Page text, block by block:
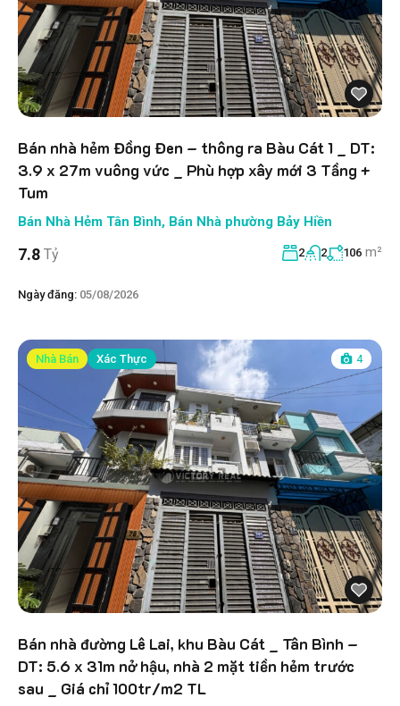
Bán nhà hẻm Đồng Đen – thông ra Bàu Cát 1 _ DT:
3.9 x 27m vuông vức _ Phù hợp xây mới 3 Tầng +
Tum
Bán Nhà Hẻm Tân Bình, Bán Nhà phường Bảy Hiền
7.8 Tỷ 2 2 106 m²
Ngày đăng: 05/08/2026
Nhà Bán Xác Thực 4
Bán nhà đường Lê Lai, khu Bàu Cát _ Tân Bình –
DT: 5.6 x 31m nở hậu, nhà 2 mặt tiền hẻm trước
sau _ Giá chỉ 100tr/m2 TL